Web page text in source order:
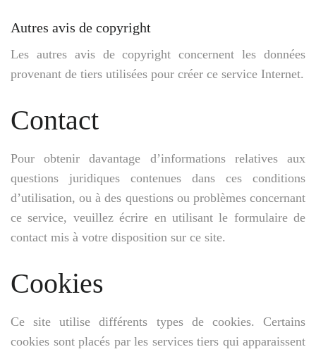
Autres avis de copyright
Les autres avis de copyright concernent les données
provenant de tiers utilisées pour créer ce service Internet.
Contact
Pour obtenir davantage d’informations relatives aux
questions juridiques contenues dans ces conditions
d’utilisation, ou à des questions ou problèmes concernant
ce service, veuillez écrire en utilisant le formulaire de
contact mis à votre disposition sur ce site.
Cookies
Ce site utilise différents types de cookies. Certains
cookies sont placés par les services tiers qui apparaissent